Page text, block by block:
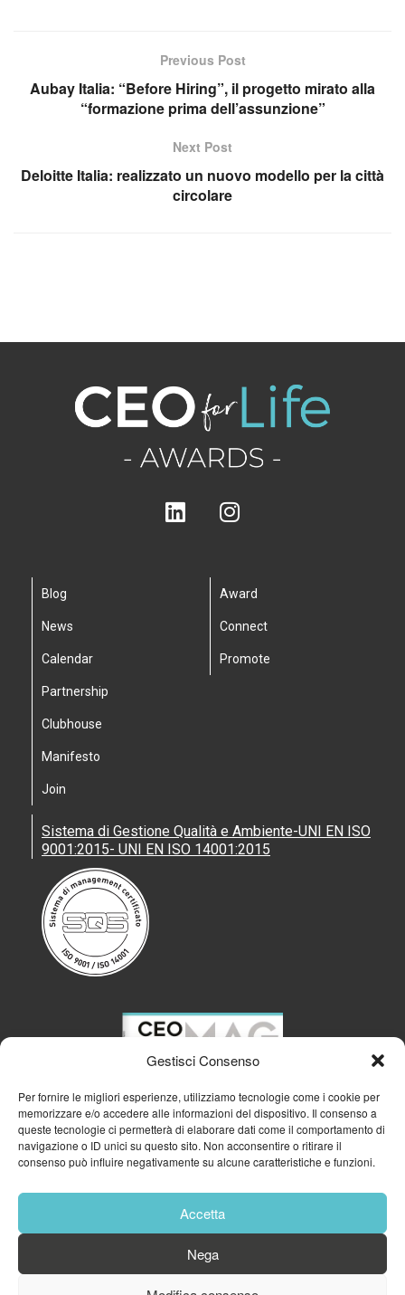
Gestisci Consenso
Per fornire le migliori esperienze, utilizziamo tecnologie come i cookie per
memorizzare e/o accedere alle informazioni del dispositivo. Il consenso a
queste tecnologie ci permetterà di elaborare dati come il comportamento di
navigazione o ID unici su questo sito. Non acconsentire o ritirare il
consenso può influire negativamente su alcune caratteristiche e funzioni.
Accetta
Nega
Previous Post
Aubay Italia: “Before Hiring”, il progetto mirato alla
“formazione prima dell’assunzione”
Next Post
Deloitte Italia: realizzato un nuovo modello per la città
circolare
Blog
News
Calendar
Partnership
Clubhouse
Manifesto
Join
Award
Connect
Promote
Sistema di Gestione Qualità e Ambiente-UNI EN ISO
9001:2015- UNI EN ISO 14001:2015
GFA GENERAL MANAGEMENT S.R.L.